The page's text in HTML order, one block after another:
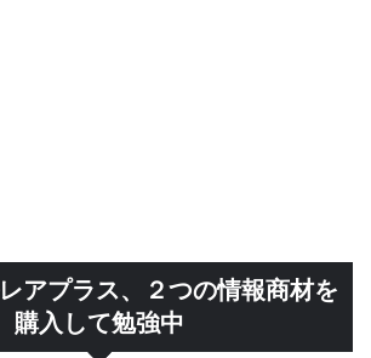
アプラス、２つの情報商材を
購入して勉強中